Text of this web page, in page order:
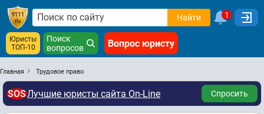
Найти 1
Юристы
ТОП-10
Поиск
вопросов
Вопрос юристу
Главная Трудовое право
SOSЛучшие юристы сайта On-Line Спросить